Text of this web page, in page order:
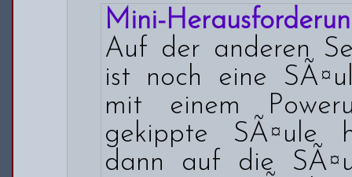
Mini-
Auf der anderen
ist noch eine
mit einem
gekippte SÃ¤ule
dann auf die